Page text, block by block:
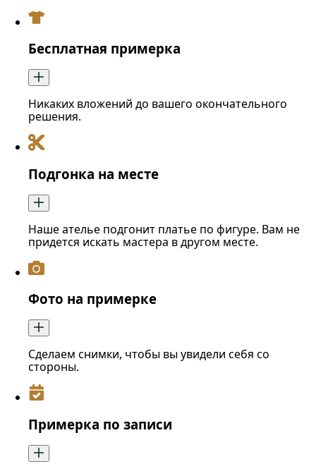
Бесплатная примерка
Никаких вложений до вашего окончательного
решения.
Подгонка на месте
Наше ателье подгонит платье по фигуре. Вам не
придется искать мастера в другом месте.
Фото на примерке
Сделаем снимки, чтобы вы увидели себя со
стороны.
Примерка по записи